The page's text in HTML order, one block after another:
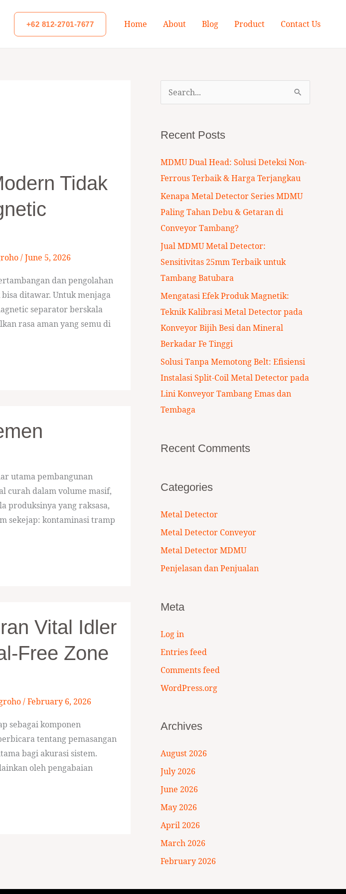
+62 812-2701-7677 Home About Blog Product Contact Us
Tidak
/June 5, 2026
dan pengolahan
ditawar. Untuk menjaga
separator berskala
rasa aman yang semu di
utama pembangunan
curah dalam volume masif,
produksinya yang raksasa,
sekejap: kontaminasi tramp
Vital Idler
Free Zone
/February 6, 2026
sebagai komponen
tentang pemasangan
bagi akurasi sistem.
oleh pengabaian
r
c
h
Recent Posts
MDMU Dual Head: Solusi Deteksi Non-
Ferrous Terbaik & Harga Terjangkau
Kenapa Metal Detector Series MDMU
Paling Tahan Debu & Getaran di
Conveyor Tambang?
Jual MDMU Metal Detector:
Sensitivitas 25mm Terbaik untuk
Tambang Batubara
Mengatasi Efek Produk Magnetik:
Teknik Kalibrasi Metal Detector pada
Konveyor Bijih Besi dan Mineral
Berkadar Fe Tinggi
Solusi Tanpa Memotong Belt: Efisiensi
Instalasi Split-Coil Metal Detector pada
Lini Konveyor Tambang Emas dan
Tembaga
Recent Comments
Categories
Metal Detector
Metal Detector Conveyor
Metal Detector MDMU
Penjelasan dan Penjualan
Meta
Log in
Entries feed
Comments feed
WordPress.org
Archives
August 2026
July 2026
June 2026
May 2026
April 2026
March 2026
February 2026